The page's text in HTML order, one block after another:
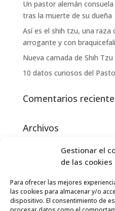
Gestionar el
de las cookies
Para ofrecer las mejores
las cookies para almacenar y/o
dispositivo. El consentimiento de
Un pastor alemán
tras la muerte de su dueña
Así es el shih tzu, una raza
arrogante y con
Nueva camada de Shih Tzu
10 datos curiosos del
Comentarios
Archivos
Categorías
Concursos
Pastor Alemán